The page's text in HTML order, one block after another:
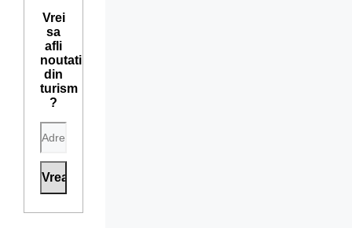
Vrei
sa
afli
noutati
din
turism
?